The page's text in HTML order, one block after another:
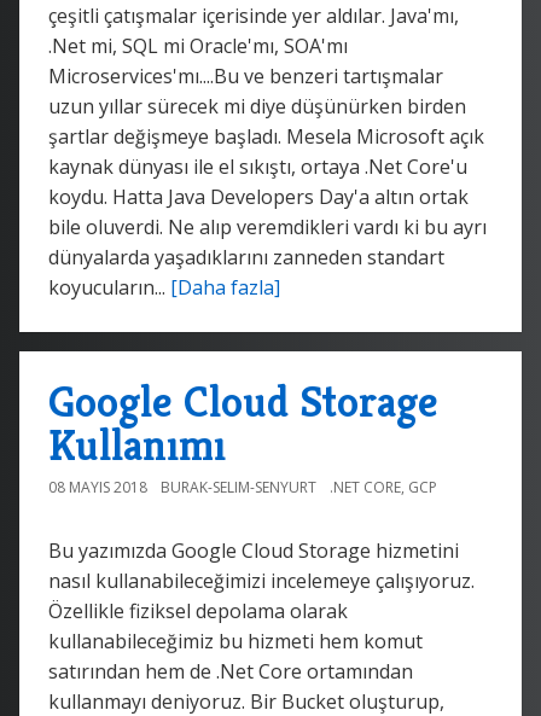
çeşitli çatışmalar içerisinde yer aldılar. Java'mı,
.Net mi, SQL mi Oracle'mı, SOA'mı
Microservices'mı....Bu ve benzeri tartışmalar
uzun yıllar sürecek mi diye düşünürken birden
şartlar değişmeye başladı. Mesela Microsoft açık
kaynak dünyası ile el sıkıştı, ortaya .Net Core'u
koydu. Hatta Java Developers Day'a altın ortak
bile oluverdi. Ne alıp veremdikleri vardı ki bu ayrı
dünyalarda yaşadıklarını zanneden standart
koyucuların... [Daha fazla]
Google Cloud Storage
Kullanımı
08 MAYIS 2018 BURAK-SELIM-SENYURT .NET CORE, GCP
Bu yazımızda Google Cloud Storage hizmetini
nasıl kullanabileceğimizi incelemeye çalışıyoruz.
Özellikle fiziksel depolama olarak
kullanabileceğimiz bu hizmeti hem komut
satırından hem de .Net Core ortamından
kullanmayı deniyoruz. Bir Bucket oluşturup,